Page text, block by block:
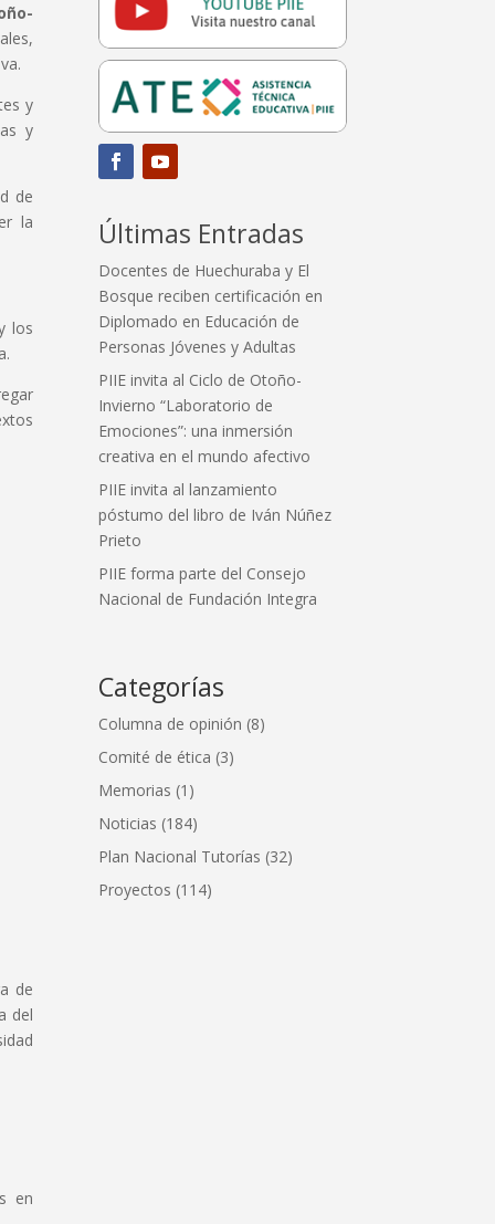
y
y
de
la
los
de
del
en
Últimas Entradas
Docentes de Huechuraba y El
Bosque reciben certificación en
Diplomado en Educación de
Personas Jóvenes y Adultas
PIIE invita al Ciclo de Otoño-
Invierno “Laboratorio de
Emociones”: una inmersión
creativa en el mundo afectivo
PIIE invita al lanzamiento
póstumo del libro de Iván Núñez
Prieto
PIIE forma parte del Consejo
Nacional de Fundación Integra
Categorías
Columna de opinión (8)
Comité de ética (3)
Memorias (1)
Noticias (184)
Plan Nacional Tutorías (32)
Proyectos (114)